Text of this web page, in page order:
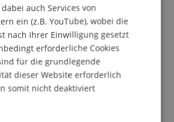
Vortrag
auch Services von
ein (z.B. YouTube), wobei die
nach Ihrer Einwilligung gesetzt
erforderliche Cookies
für die grundlegende
dieser Website erforderlich
somit nicht deaktiviert